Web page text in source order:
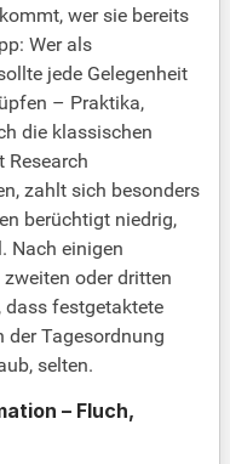
wer sie bereits
Wer als
jede Gelegenheit
– Praktika,
die klassischen
Research
zahlt sich besonders
berüchtigt niedrig,
Nach einigen
oder dritten
dass festgetaktete
der Tagesordnung
selten.
– Fluch,